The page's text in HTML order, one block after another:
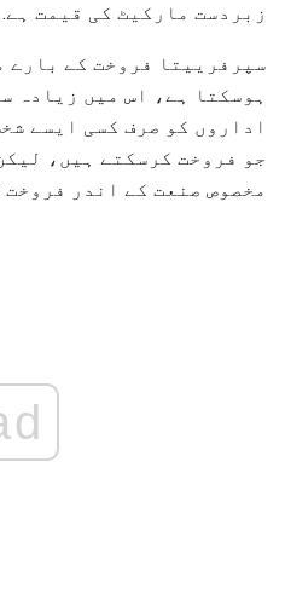
زبردست مارکیٹ کی قیمت ہے.
سپرفرییتا فروخت کے بارے
ہوسکتا ہے، اس میں زیادہ
اداروں کو صرف کسی ایسے
جو فروخت کرسکتے ہیں،
مخصوص صنعت کے اندر فروخت